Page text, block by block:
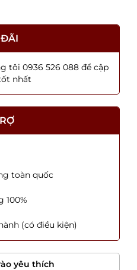
ĐÃI
tôi 0936 526 088 để cập
nhất
toàn quốc
100%
(có điều kiện)
yêu thích